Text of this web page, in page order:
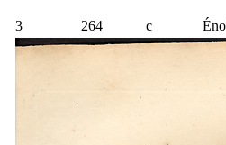
3 264 c